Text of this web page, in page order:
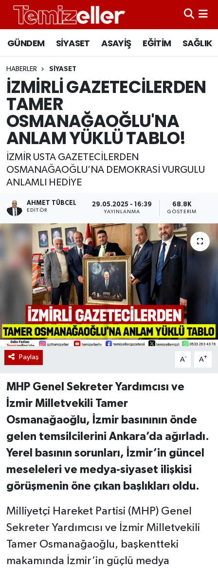
GÜNDEM SİYASET ASAYİŞ EĞİTİM SAĞLIK
HABERLER SİYASET
İZMİRLİ GAZETECİLERDEN
TAMER
OSMANAĞAOĞLU'NA
ANLAM YÜKLÜ TABLO!
İZMİR USTA GAZETECİLERDEN
OSMANAĞAOĞLU’NA DEMOKRASİ VURGULU
ANLAMLI HEDİYE
AHMET TÜBCEL
EDITÖR
29.05.2025 - 16:39
YAYINLANMA
68.8K
GÖSTERIM
Paylaş A- A+
MHP Genel Sekreter Yardımcısı ve
İzmir Milletvekili Tamer
Osmanağaoğlu, İzmir basınının önde
gelen temsilcilerini Ankara’da ağırladı.
Yerel basının sorunları, İzmir’in güncel
meseleleri ve medya-siyaset ilişkisi
görüşmenin öne çıkan başlıkları oldu.
Milliyetçi Hareket Partisi (MHP) Genel
Sekreter Yardımcısı ve İzmir Milletvekili
Tamer Osmanağaoğlu, başkentteki
makamında İzmir’in güçlü medya
CANLI YAYIN
ASAYİŞ
EĞİTİM
SAĞLIK
SİYASET
Hava Durumu
Süper Lig Puan Durumu ve Fikstür
Tüm Manşetler
Son Dakika Haberleri
Haber Arşivi